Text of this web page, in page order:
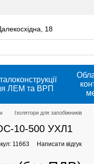
18
ЛЕМ та ВРП
Ізолятори для запобіжників
10-500 УХЛ1
11663 Написати відгук